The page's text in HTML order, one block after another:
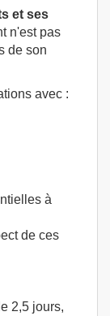
et ses
n'est pas
de son
avec :
à
de ces
2,5 jours,